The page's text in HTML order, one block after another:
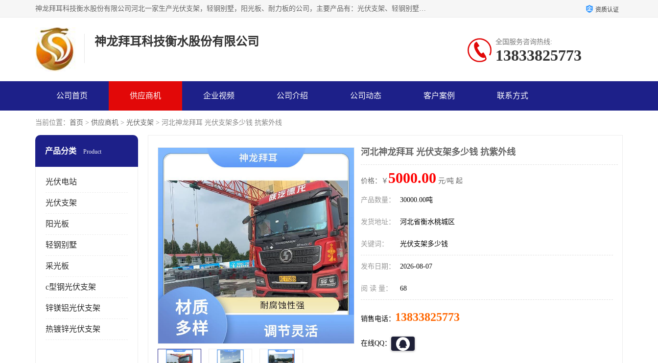
神龙拜耳科技衡水股份有限公司河北一家生产光伏支架，轻钢别墅，阳光板、耐力板的公司，主要产品有：光伏支架、轻钢别墅、阳光板、耐力板、采光板等，公司参与制定了多项标准。 资质认证
神龙拜耳科技衡水股份有限公司 全国服务咨询热线:
13833825773
公司首页 供应商机 企业视频 公司介绍 公司动态 客户案例 联系方式
当前位置： 首页 > 供应商机 > 光伏支架 > 河北神龙拜耳 光伏支架多少钱 抗紫外线
产品分类 Product
光伏电站
光伏支架
阳光板
轻钢别墅
采光板
c型钢光伏支架
锌镁铝光伏支架
热镀锌光伏支架
河北神龙拜耳 光伏支架多少钱 抗紫外线
价格：￥ 5000.00 元/吨 起
产品数量： 30000.00吨
发货地址： 河北省衡水桃城区
关键词： 光伏支架多少钱
发布日期： 2026-08-07
阅 读 量： 68
销售电话： 13833825773
在线QQ：